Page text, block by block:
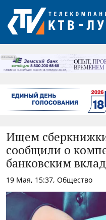
РЕКЛАМА
Ищем
сообщили о
банковским
19 Мая, 15:37, Общество